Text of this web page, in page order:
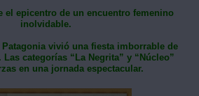
el epicentro de un encuentro femenino
inolvidable.
vivió una fiesta imborrable de
categorías “La Negrita” y “Núcleo”
en una jornada espectacular.